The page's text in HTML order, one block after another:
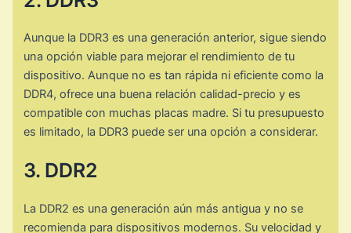
Aunque la DDR3 es una generación anterior, sigue siendo
una opción viable para mejorar el rendimiento de tu
dispositivo. Aunque no es tan rápida ni eficiente como la
DDR4, ofrece una buena relación calidad-precio y es
compatible con muchas placas madre. Si tu presupuesto
es limitado, la DDR3 puede ser una opción a considerar.
3. DDR2
La DDR2 es una generación aún más antigua y no se
recomienda para dispositivos modernos. Su velocidad y